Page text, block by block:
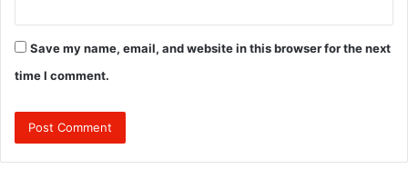
Save my name, email, and website in this browser for the next
time I comment.